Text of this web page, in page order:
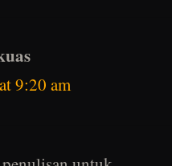
9:20 am